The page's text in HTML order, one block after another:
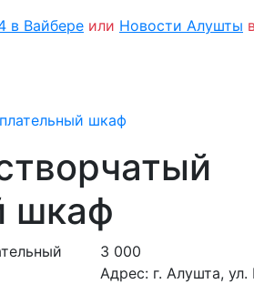
в Вайбере или Новости Алушты
шкаф
шкаф
3 000
Адрес: г. Алушта, ул.